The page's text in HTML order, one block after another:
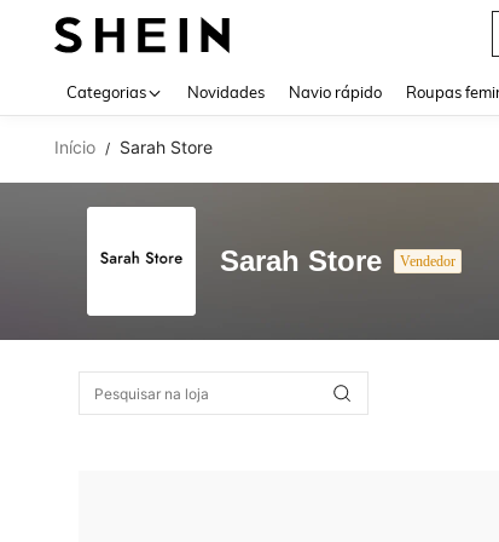
Categorias Novidades Navio rápido Roupas
Início / Sarah Store
Sarah Store Vendedor